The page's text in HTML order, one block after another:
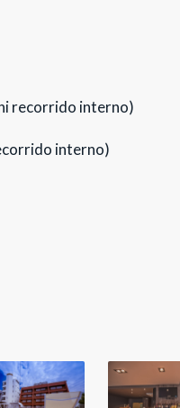
recorrido interno)
interno)